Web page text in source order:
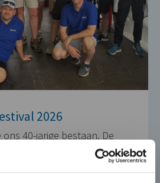
2026
ons 40-jarige bestaan. De
...
×